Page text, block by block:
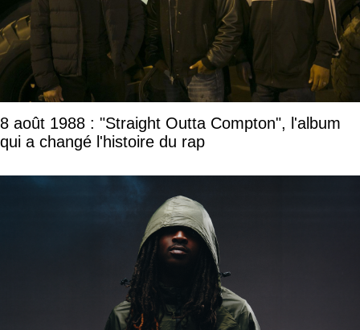
8 août 1988 : "Straight Outta Compton", l'album
qui a changé l'histoire du rap